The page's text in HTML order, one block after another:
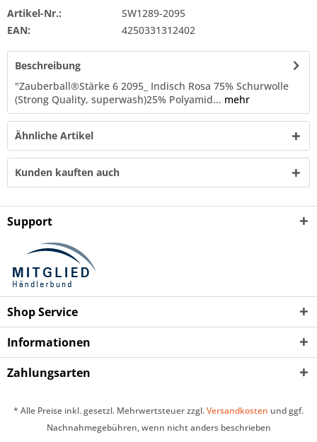
Artikel-Nr.:
SW1289-2095
EAN:
4250331312402
Beschreibung
"Zauberball®Stärke 6 2095_ Indisch Rosa 75% Schurwolle
(Strong Quality, superwash)25% Polyamid... mehr
Ähnliche Artikel
Kunden kauften auch
Support
Shop Service
Informationen
Zahlungsarten
* Alle Preise inkl. gesetzl. Mehrwertsteuer zzgl.Versandkosten und ggf.
Nachnahmegebühren, wenn nicht anders beschrieben